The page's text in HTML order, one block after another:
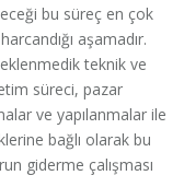
bu süreç en çok
aşamadır.
teknik ve
süreci, pazar
ve yapılanmalar ile
bağlı olarak bu
giderme çalışması